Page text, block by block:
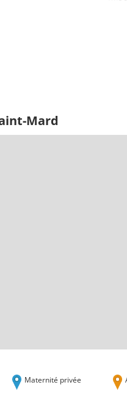
Mard
Maternité privée